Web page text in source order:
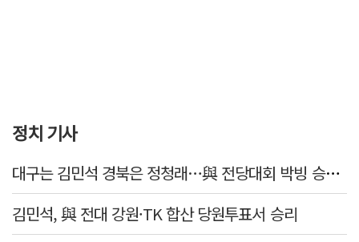
정치 기사
대구는 김민석 경북은 정청래…與 전당대회 박빙 승부 이어간다
김민석, 與 전대 강원·TK 합산 당원투표서 승리